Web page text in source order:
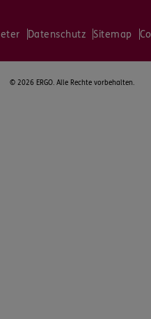
Datenschutz Sitemap
© 2026 ERGO. Alle Rechte vorbehalten.